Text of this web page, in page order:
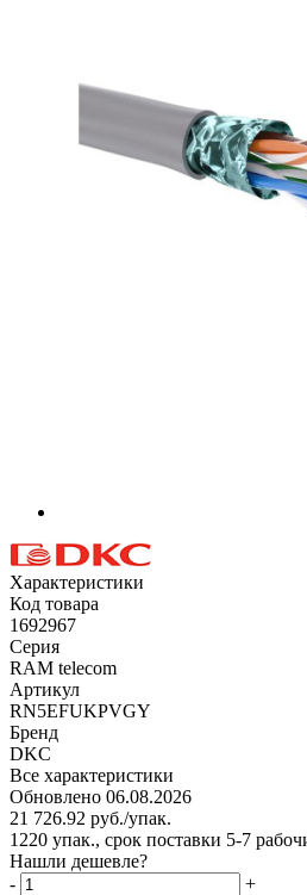
Характеристики
Код товара
1692967
Серия
RAM telecom
Артикул
RN5EFUKPVGY
Бренд
DKC
Все характеристики
Обновлено 06.08.2026
21 726.92 руб./упак.
1220 упак., срок поставки 5-7
Нашли дешевле?
-
+